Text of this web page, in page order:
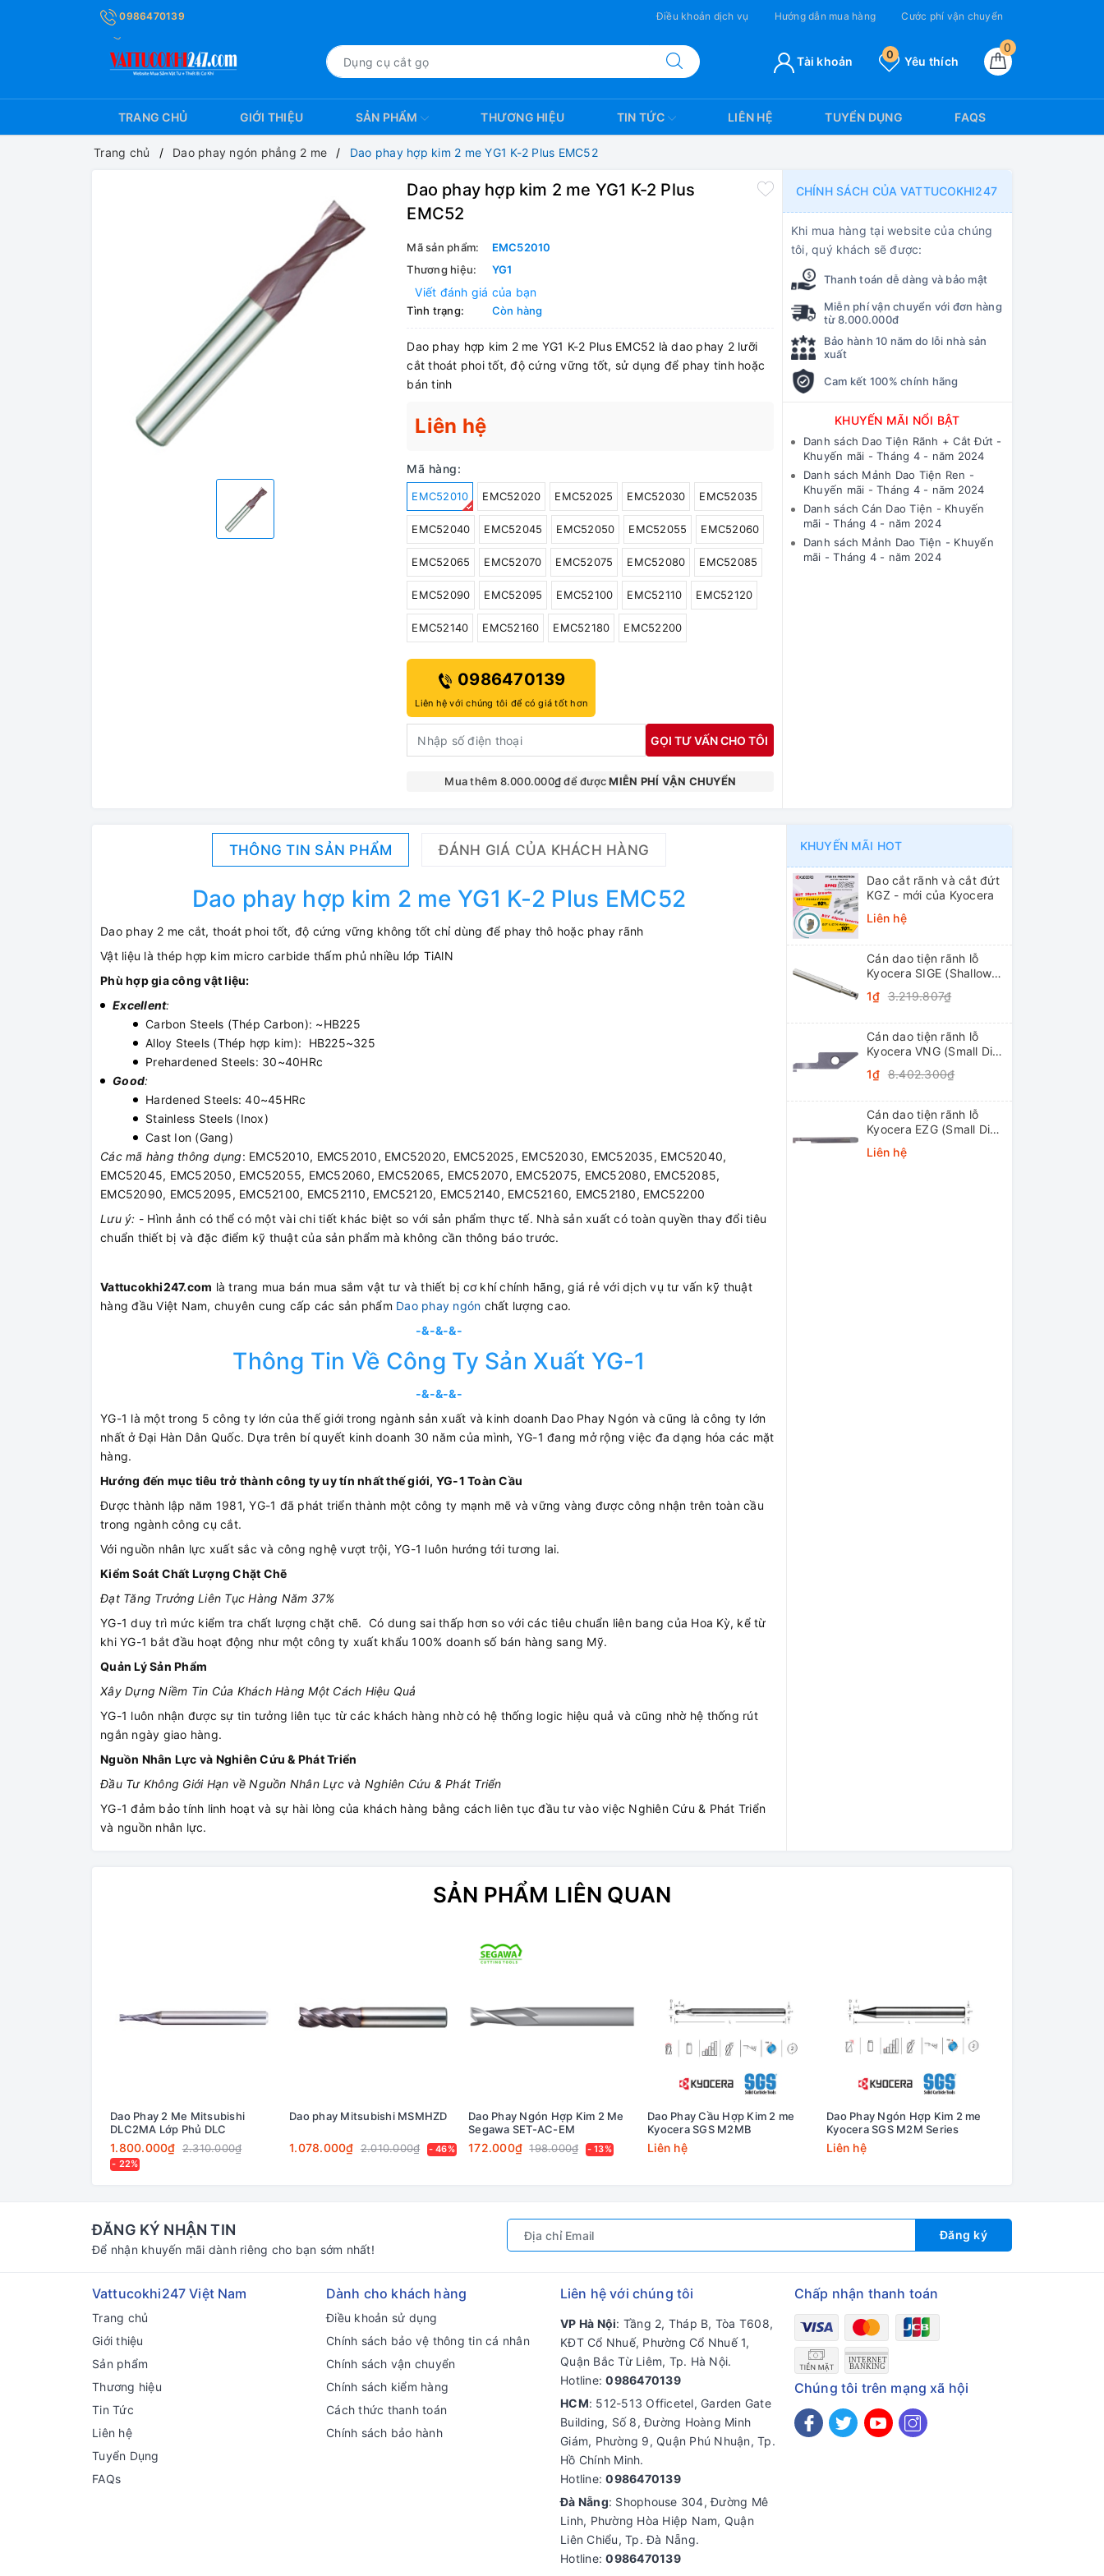
0986470139 Điều khoản dịch vụ Hướng dẫn mua hàng Cước phí vận chuyển
0
Yêu thích
0
Tài khoản
TRANG CHỦ GIỚI THIỆU SẢN PHẨM THƯƠNG HIỆU TIN TỨC LIÊN HỆ TUYỂN DỤNG FAQS
Trang chủ Dao phay ngón phẳng 2 me Dao phay hợp kim 2 me YG1 K-2 Plus EMC52
Dao phay hợp kim 2 me YG1 K-2 Plus
EMC52
Mã sản phẩm:
EMC52010
Thương hiệu:
YG1
Viết đánh giá của bạn
Tình trạng: Còn hàng
Dao phay hợp kim 2 me YG1 K-2 Plus EMC52 là dao phay 2 lưỡi
cắt thoát phoi tốt, độ cứng vững tốt, sử dụng để phay tinh hoặc
bán tinh
Liên hệ
Mã hàng:
EMC52010 EMC52020 EMC52025 EMC52030 EMC52035
EMC52040 EMC52045 EMC52050 EMC52055 EMC52060
EMC52065 EMC52070 EMC52075 EMC52080 EMC52085
EMC52090 EMC52095 EMC52100 EMC52110 EMC52120
EMC52140 EMC52160 EMC52180 EMC52200
0986470139
Liên hệ với chúng tôi để có giá tốt hơn
GỌI TƯ VẤN CHO TÔI
Mua thêm 8.000.000₫ để đượcMIỄN PHÍ VẬN CHUYỂN
CHÍNH SÁCH CỦA VATTUCOKHI247
Khi mua hàng tại website của chúng
tôi, quý khách sẽ được:
Thanh toán dễ dàng và bảo mật
Miễn phí vận chuyển với đơn hàng
từ 8.000.000đ
Bảo hành 10 năm do lỗi nhà sản
xuất
Cam kết 100% chính hãng
KHUYẾN MÃI NỔI BẬT
Danh sách Dao Tiện Rãnh + Cắt Đứt -
Khuyến mãi - Tháng 4 - năm 2024
Danh sách Mảnh Dao Tiện Ren -
Khuyến mãi - Tháng 4 - năm 2024
Danh sách Cán Dao Tiện - Khuyến
mãi - Tháng 4 - năm 2024
Danh sách Mảnh Dao Tiện - Khuyến
mãi - Tháng 4 - năm 2024
THÔNG TIN SẢN PHẨM ĐÁNH GIÁ CỦA KHÁCH HÀNG
Dao phay hợp kim 2 me YG1 K-2 Plus EMC52
Dao phay 2 me cắt, thoát phoi tốt, độ cứng vững không tốt chỉ dùng để phay thô hoặc phay rãnh
Vật liệu là thép hợp kim micro carbide thấm phủ nhiều lớp TiAlN
Phù hợp gia công vật liệu:
Excellent:
Carbon Steels (Thép Carbon): ~HB225
Alloy Steels (Thép hợp kim): HB225~325
Prehardened Steels: 30~40HRc
Good:
Hardened Steels: 40~45HRc
Stainless Steels (Inox)
Cast Ion (Gang)
Các mã hàng thông dụng: EMC52010, EMC52010, EMC52020, EMC52025, EMC52030, EMC52035, EMC52040,
EMC52045, EMC52050, EMC52055, EMC52060, EMC52065, EMC52070, EMC52075, EMC52080, EMC52085,
EMC52090, EMC52095, EMC52100, EMC52110, EMC52120, EMC52140, EMC52160, EMC52180, EMC52200
Lưu ý: - Hình ảnh có thể có một vài chi tiết khác biệt so với sản phẩm thực tế. Nhà sản xuất có toàn quyền thay đổi tiêu
chuẩn thiết bị và đặc điểm kỹ thuật của sản phẩm mà không cần thông báo trước.
Vattucokhi247.com là trang mua bán mua sắm vật tư và thiết bị cơ khí chính hãng, giá rẻ với dịch vụ tư vấn kỹ thuật
hàng đầu Việt Nam, chuyên cung cấp các sản phẩm Dao phay ngón chất lượng cao.
-&-&-&-
Thông Tin Về Công Ty Sản Xuất YG-1
-&-&-&-
YG-1 là một trong 5 công ty lớn của thế giới trong ngành sản xuất và kinh doanh Dao Phay Ngón và cũng là công ty lớn
nhất ở Đại Hàn Dân Quốc. Dựa trên bí quyết kinh doanh 30 năm của mình, YG-1 đang mở rộng việc đa dạng hóa các mặt
hàng.
Hướng đến mục tiêu trở thành công ty uy tín nhất thế giới, YG-1 Toàn Cầu
Được thành lập năm 1981, YG-1 đã phát triển thành một công ty mạnh mẽ và vững vàng được công nhận trên toàn cầu
trong ngành công cụ cắt.
Với nguồn nhân lực xuất sắc và công nghệ vượt trội, YG-1 luôn hướng tới tương lai.
Kiểm Soát Chất Lượng Chặt Chẽ
Đạt Tăng Trưởng Liên Tục Hàng Năm 37%
YG-1 duy trì mức kiểm tra chất lượng chặt chẽ. Có dung sai thấp hơn so với các tiêu chuẩn liên bang của Hoa Kỳ, kể từ
khi YG-1 bắt đầu hoạt động như một công ty xuất khẩu 100% doanh số bán hàng sang Mỹ.
Quản Lý Sản Phẩm
Xây Dựng Niềm Tin Của Khách Hàng Một Cách Hiệu Quả
YG-1 luôn nhận được sự tin tưởng liên tục từ các khách hàng nhờ có hệ thống logic hiệu quả và cũng nhờ hệ thống rút
ngắn ngày giao hàng.
Nguồn Nhân Lực và Nghiên Cứu & Phát Triển
Đầu Tư Không Giới Hạn về Nguồn Nhân Lực và Nghiên Cứu & Phát Triển
YG-1 đảm bảo tính linh hoạt và sự hài lòng của khách hàng bằng cách liên tục đầu tư vào việc Nghiên Cứu & Phát Triển
và nguồn nhân lực.
KHUYẾN MÃI HOT
Dao cắt rãnh và cắt đứt
KGZ - mới của Kyocera
Liên hệ
Cán dao tiện rãnh lỗ
Kyocera SIGE (Shallow
1₫ 3.219.807₫
Cán dao tiện rãnh lỗ
Kyocera VNG (Small Dia.
System Tip-Bars)
1₫ 8.402.300₫
Cán dao tiện rãnh lỗ
Kyocera EZG (Small Dia.
Bars)
Liên hệ
SẢN PHẨM LIÊN QUAN
Dao Phay 2 Me Mitsubishi
DLC2MA Lớp Phủ DLC
1.800.000₫ 2.310.000₫
- 22%
Dao phay Mitsubishi MSMHZD
1.078.000₫ 2.010.000₫ - 46%
Dao Phay Ngón Hợp Kim 2 Me
Segawa SET-AC-EM
172.000₫ 198.000₫ - 13%
Dao Phay Cầu Hợp Kim 2 me
Kyocera SGS M2MB
Liên hệ
Dao Phay Ngón Hợp Kim 2 me
Kyocera SGS M2M Series
Liên hệ
ĐĂNG KÝ NHẬN TIN
Để nhận khuyến mãi dành riêng cho bạn sớm nhất!
Đăng ký
Vattucokhi247 Việt Nam
Trang chủ
Giới thiệu
Sản phẩm
Thương hiệu
Tin Tức
Liên hệ
Tuyển Dụng
FAQs
Dành cho khách hàng
Điều khoản sử dụng
Chính sách bảo vệ thông tin cá nhân
Chính sách vận chuyển
Chính sách kiểm hàng
Cách thức thanh toán
Chính sách bảo hành
Liên hệ với chúng tôi
VP Hà Nội: Tầng 2, Tháp B, Tòa T608,
KĐT Cổ Nhuế, Phường Cổ Nhuế 1,
Quận Bắc Từ Liêm, Tp. Hà Nội.
Hotline:0986470139
HCM: 512-513 Officetel, Garden Gate
Building, Số 8, Đường Hoàng Minh
Giám, Phường 9, Quận Phú Nhuận, Tp.
Hồ Chính Minh.
Hotline:0986470139
Đà Nẵng: Shophouse 304, Đường Mê
Linh, Phường Hòa Hiệp Nam, Quận
Liên Chiểu, Tp. Đà Nẵng.
Hotline:0986470139
Chấp nhận thanh toán
Chúng tôi trên mạng xã hội